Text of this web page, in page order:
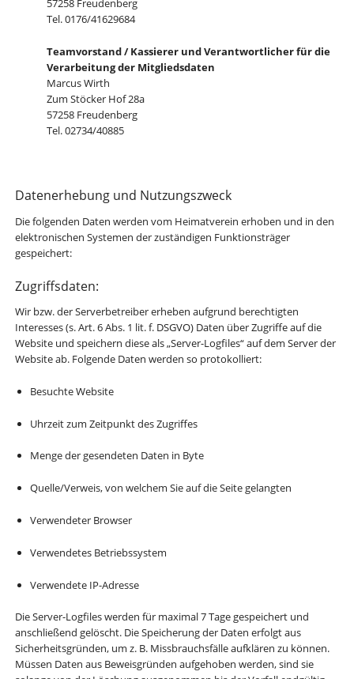
57258 Freudenberg
Tel. 0176/41629684
Teamvorstand / Kassierer und Verantwortlicher für die
Verarbeitung der Mitgliedsdaten
Marcus Wirth
Zum Stöcker Hof 28a
57258 Freudenberg
Tel. 02734/40885
Datenerhebung und Nutzungszweck
Die folgenden Daten werden vom Heimatverein erhoben und in den
elektronischen Systemen der zuständigen Funktionsträger
gespeichert:
Zugriffsdaten:
Wir bzw. der Serverbetreiber erheben aufgrund berechtigten
Interesses (s. Art. 6 Abs. 1 lit. f. DSGVO) Daten über Zugriffe auf die
Website und speichern diese als „Server-Logfiles“ auf dem Server der
Website ab. Folgende Daten werden so protokolliert:
Besuchte Website
Uhrzeit zum Zeitpunkt des Zugriffes
Menge der gesendeten Daten in Byte
Quelle/Verweis, von welchem Sie auf die Seite gelangten
Verwendeter Browser
Verwendetes Betriebssystem
Verwendete IP-Adresse
Die Server-Logfiles werden für maximal 7 Tage gespeichert und
anschließend gelöscht. Die Speicherung der Daten erfolgt aus
Sicherheitsgründen, um z. B. Missbrauchsfälle aufklären zu können.
Müssen Daten aus Beweisgründen aufgehoben werden, sind sie